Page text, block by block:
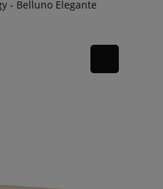
- Belluno Elegante